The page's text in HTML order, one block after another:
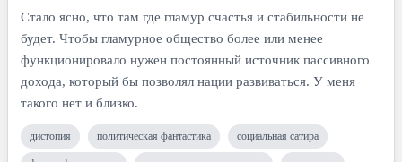
Стало ясно, что там где гламур счастья и стабильности не
будет. Чтобы гламурное общество более или менее
функционировало нужен постоянный источник пассивного
дохода, который бы позволял нации развиваться. У меня
такого нет и близко.
дистопия политическая фантастика социальная сатира